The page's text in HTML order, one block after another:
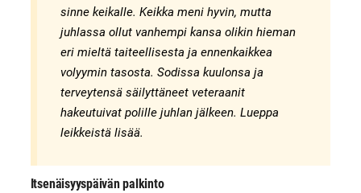
sinne keikalle. Keikka meni hyvin, mutta
juhlassa ollut vanhempi kansa olikin hieman
eri mieltä taiteellisesta ja ennenkaikkea
volyymin tasosta. Sodissa kuulonsa ja
terveytensä säilyttäneet veteraanit
hakeutuivat polille juhlan jälkeen. Lueppa
leikkeistä lisää.
Itsenäisyyspäivän palkinto